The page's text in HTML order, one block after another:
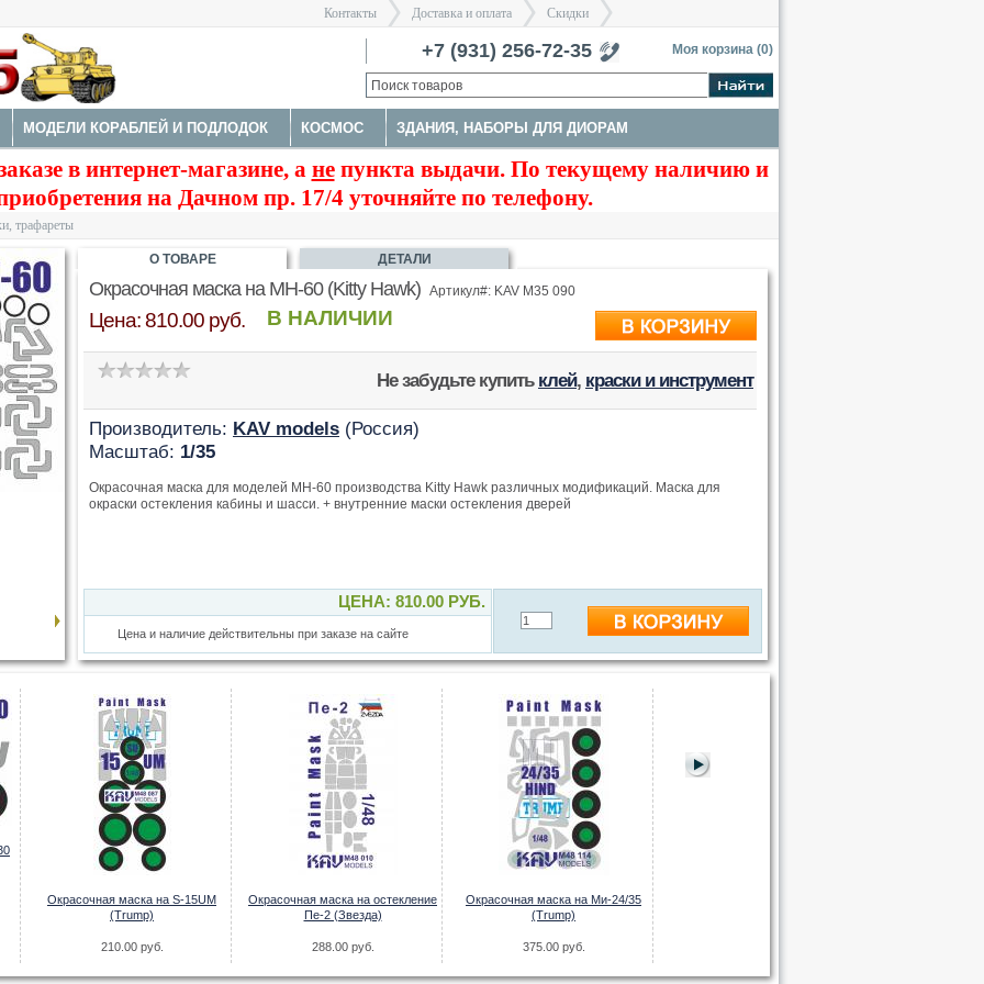
Контакты
>
Доставка и оплата
>
Скидки
>
+7 (931) 256-72-35
Санкт-Петербург Моя корзина (0)
МОДЕЛИ КОРАБЛЕЙ И ПОДЛОДОК КОСМОС ЗДАНИЯ, НАБОРЫ ДЛЯ ДИОРАМ
НАБОРЫ ДЕТАЛИРОВКИ ОКРАСОЧНЫЕ МАСКИ, ТРАФАРЕТЫ ТРАКИ И СТВОЛЫ
в интернет-магазине, а непункта выдачи. По текущему наличию и
на Дачном пр. 17/4 уточняйте по телефону.
трафареты
Окрасочная маска на MH-60 (Kitty Hawk) Артикул#: KAV M35 090
Цена: 810.00 руб. В НАЛИЧИИ
Не забудьте купить клей, краски и инструмент
Производитель: KAV models (Россия)
Масштаб: 1/35
Окрасочная маска для моделей MH-60 производства Kitty Hawk различных модификаций. Маска для
окраски остекления кабины и шасси. + внутренние маски остекления дверей
ЦЕНА: 810.00 РУБ.
Цена и наличие действительны при заказе на сайте
О ТОВАРЕ ДЕТАЛИ
Окрасочная маска на S-15UM
(Trump)
210.00 руб.
Окрасочная маска на остекление
Пе-2 (Звезда)
288.00 руб.
Окрасочная маска на Ми-24/35
(Trump)
375.00 руб.